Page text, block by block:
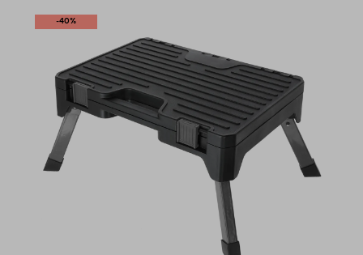
-40%